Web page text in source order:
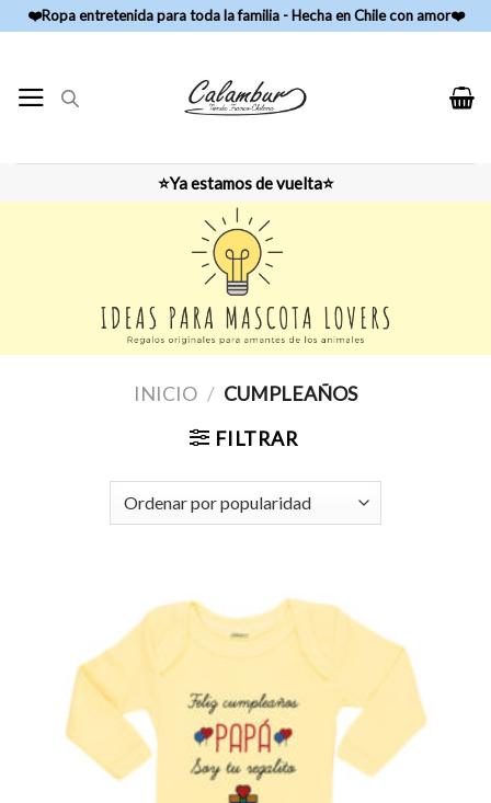
Skip❤️Ropa entretenida para toda la familia - Hecha en Chile con amor❤️
⭐Ya estamos de vuelta⭐
INICIO / CUMPLEAÑOS
FILTRAR